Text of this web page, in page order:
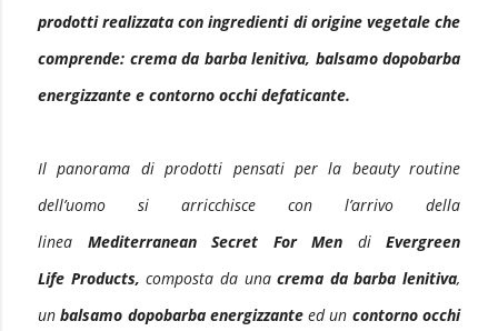
prodotti realizzata con ingredienti di origine vegetale che
comprende: crema da barba lenitiva, balsamo dopobarba
energizzante e contorno occhi defaticante.
Il panorama di prodotti pensati per la beauty routine
dell’uomo si arricchisce con l’arrivo della
linea Mediterranean Secret For Men di Evergreen
Life Products,composta da unacrema da barba lenitiva,
unbalsamo dopobarba energizzanteed un contorno occhi